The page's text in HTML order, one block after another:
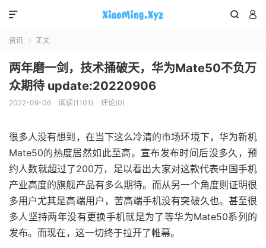
 

资讯  正文
两年磨一剑，技术捅破天，华为Mate50不负万
众期待 update:20220906
2022-09-06 阅读(1101) 评论(0)
很多人没有想到，在当下这么冷清的市场环境下，华为新机
Mate50的热度居然如此至高。宣布发布时间后没多久，预
约人数就超过了200万，足以看出大家对这款代表中国手机
产业高度的旗舰产品有多么期待。而从另一个角度则证明很
多用户尤其是高端用户，苦高端手机没有突破久也。甚至很
多人坚持两年没有更换手机就是为了等华为Mate50系列的
发布。而现在，这一切终于拉开了帷幕。